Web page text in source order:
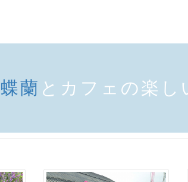
蘭 とカフェの楽し